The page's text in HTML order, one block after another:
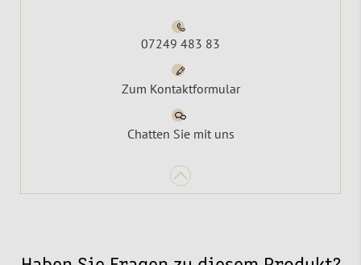
07249 483 83
Zum Kontaktformular
Chatten Sie mit uns